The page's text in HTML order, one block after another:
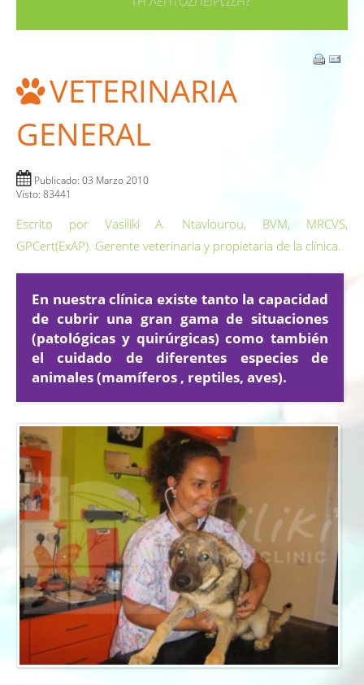
VETERINARIA
GENERAL
Publicado: 03 Marzo 2010
Visto: 83441
Escrito por Vasiliki A. Ntavlourou, BVM, MRCVS,
GPCert(ExAP). Gerente veterinaria y propietaria de la clínica.
En nuestra clínica existe tanto la capacidad
de cubrir una gran gama de situaciones
(patológicas y quirúrgicas) como también
el cuidado de diferentes especies de
animales (mamíferos , reptiles, aves).